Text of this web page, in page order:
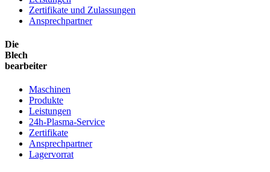
Zertifikate und Zulassungen
Ansprechpartner
Die
Blech
bearbeiter
Maschinen
Produkte
Leistungen
24h-Plasma-Service
Zertifikate
Ansprechpartner
Lagervorrat